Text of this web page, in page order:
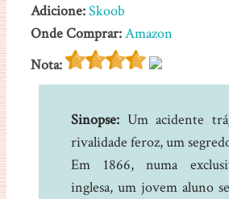
Adicione:Skoob
Onde Comprar:Amazon
Nota:
Sinopse:Um acidente
rivalidade feroz, um
Em 1866, numa
inglesa, um jovem aluno